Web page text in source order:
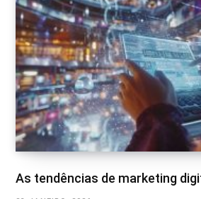
As tendências de marketing